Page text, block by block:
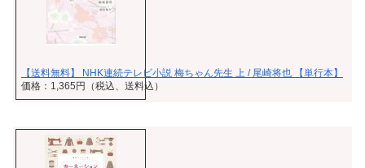
【送料無料】 NHK連続テレビ小説 梅ちゃん先生 上 / 尾崎将也 【単行本】
価格：1,365円（税込、送料込）